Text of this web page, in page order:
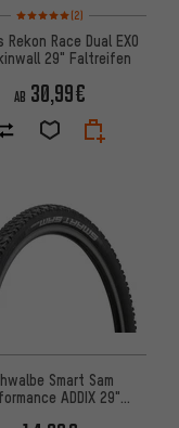
Bewertungen: 5 von 5
(2)
Rekon Race Dual EXO
29" Faltreifen
AB 30,99€
Smart Sam
ADDIX 29"